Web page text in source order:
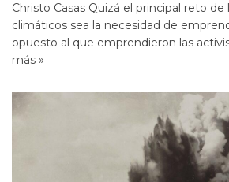
Christo Casas Quizá el principal reto
climáticos sea la necesidad de
opuesto al que emprendieron las
más »